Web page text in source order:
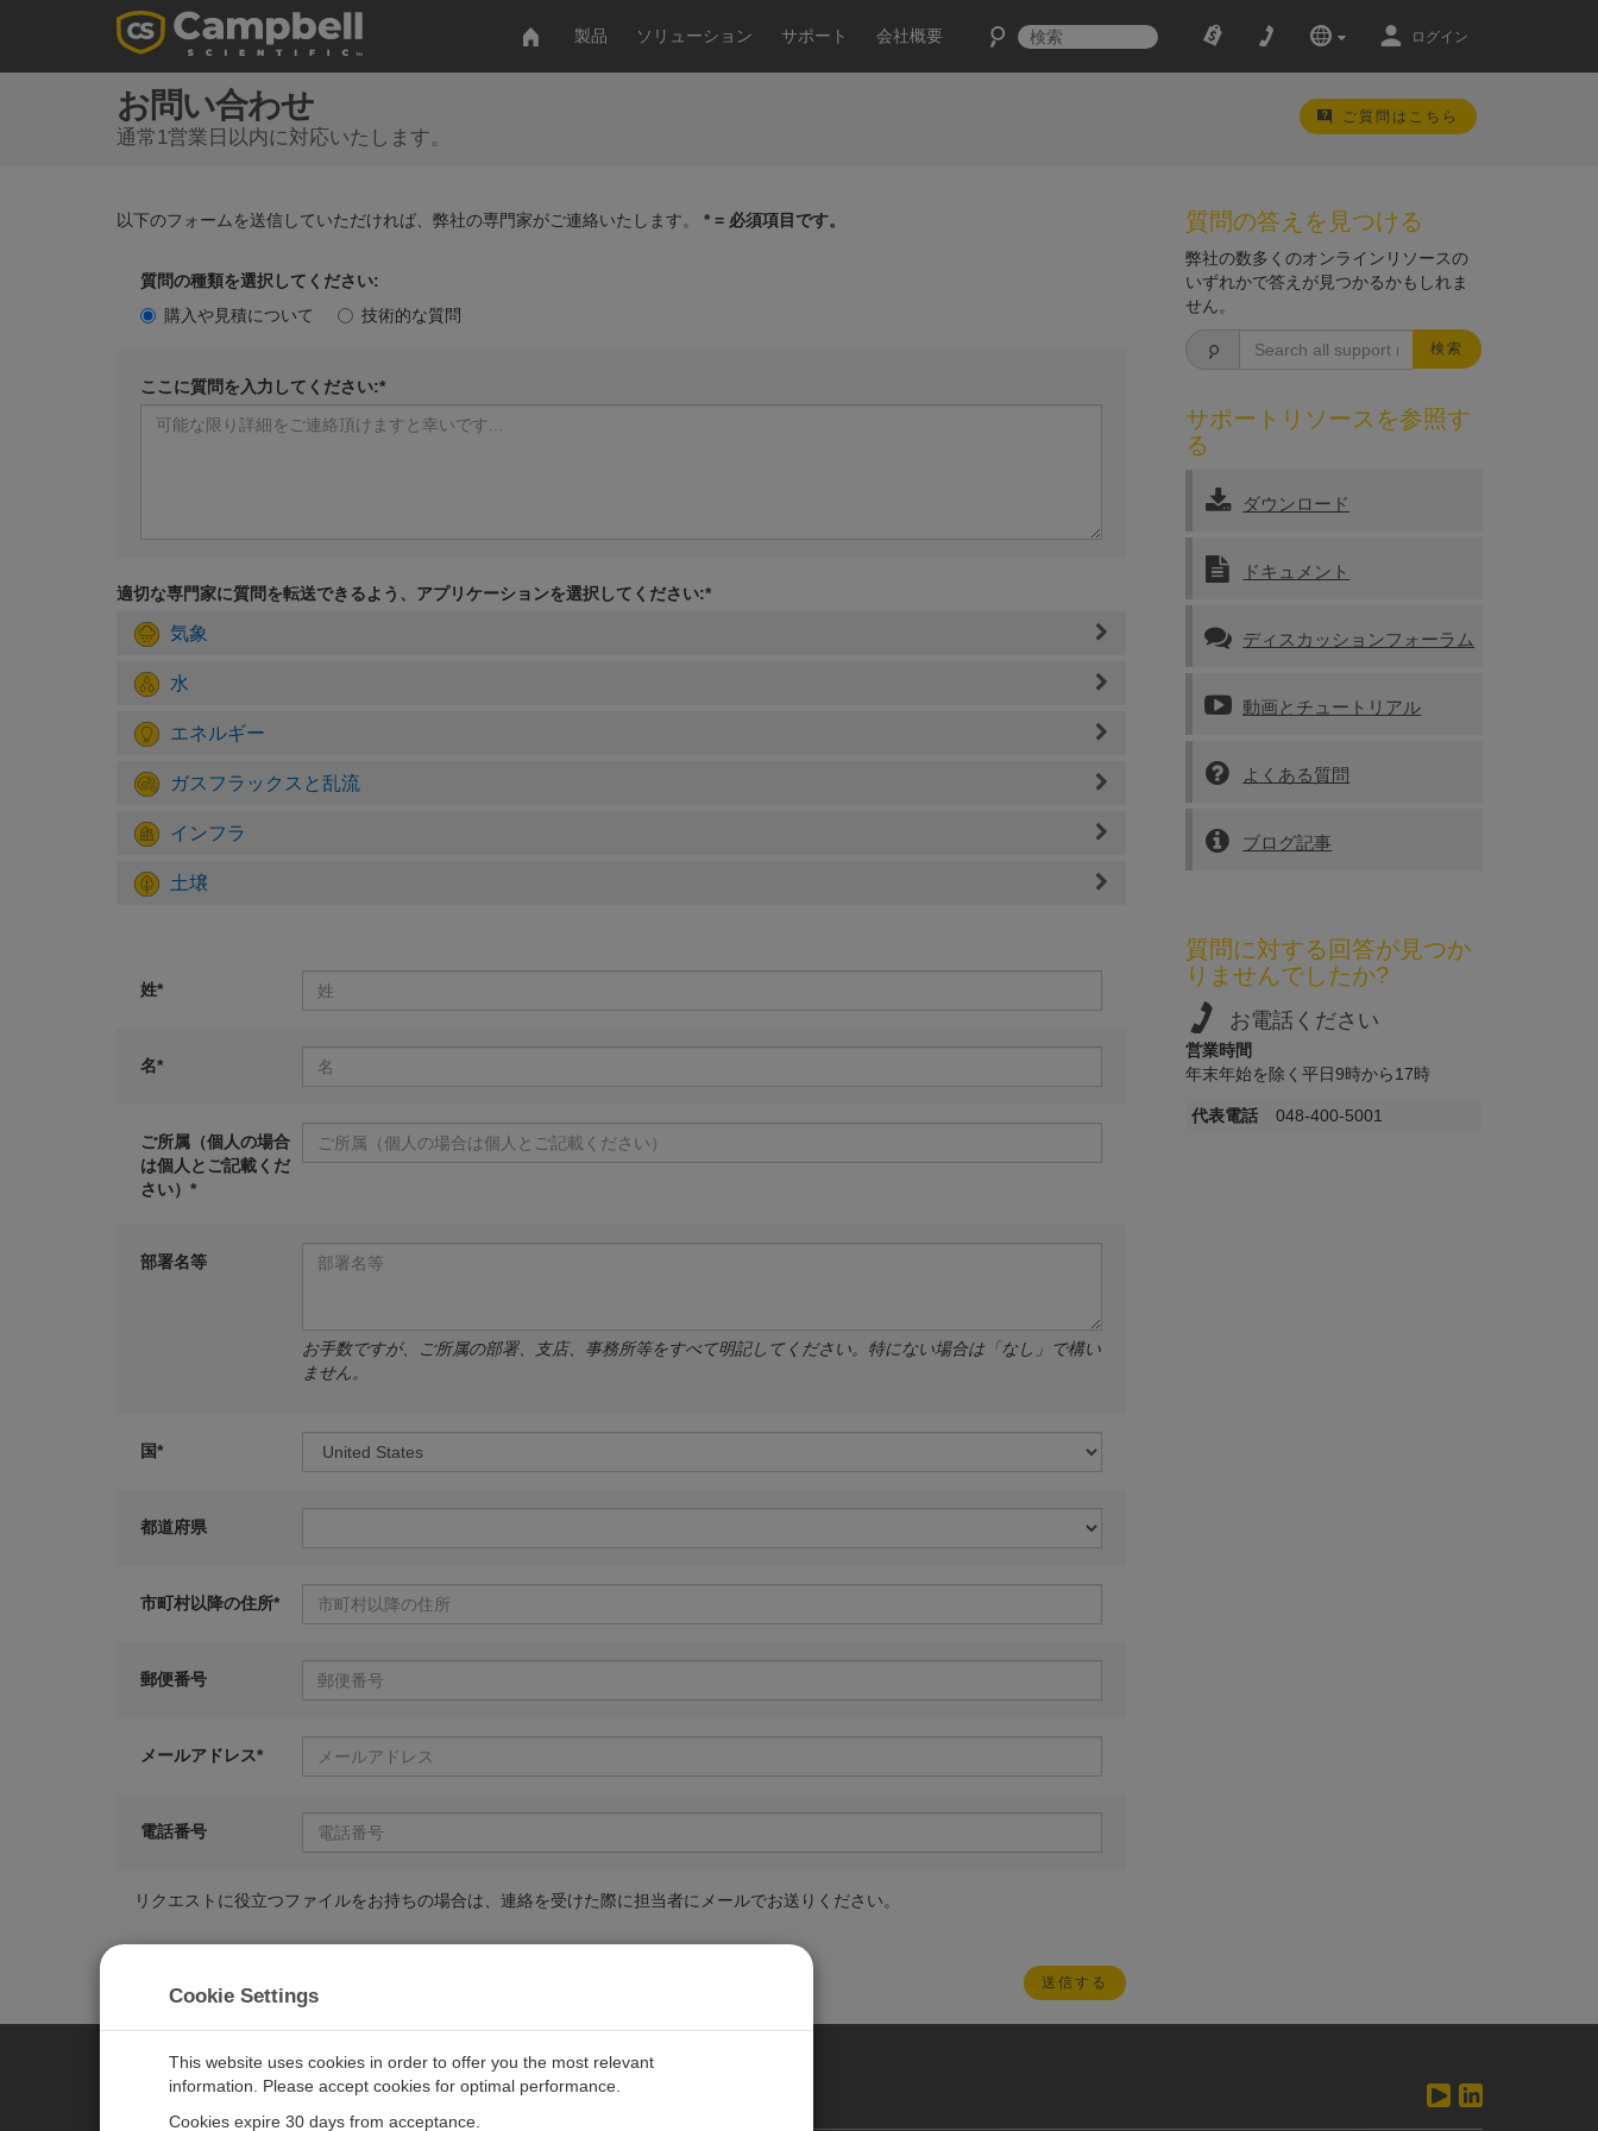
製品 ソリューション サポート 会社概要 ログイン
お問い合わせ
通常1営業日以内に対応いたします。
ご質問はこちら
以下のフォームを送信していただければ、弊社の専門家がご連絡いたします。 * = 必須項目です。
質問の種類を選択してください:
購入や見積について
技術的な質問
ここに質問を入力してください:*
適切な専門家に質問を転送できるよう、アプリケーションを選択してください:*
気象
水
エネルギー
ガスフラックスと乱流
インフラ
土壌
姓*
名*
ご所属（個人の場合
は個人とご記載くだ
さい）*
部署名等
お手数ですが、ご所属の部署、支店、事務所等をすべて明記してください。特にない場合は「なし」で構い
ません。
国*
都道府県
市町村以降の住所*
郵便番号
メールアドレス*
電話番号
リクエストに役立つファイルをお持ちの場合は、連絡を受けた際に担当者にメールでお送りください。
質問の答えを見つける
弊社の数多くのオンラインリソースの
いずれかで答えが見つかるかもしれま
せん。
検索
サポートリソースを参照す
る
ダウンロード
ドキュメント
ディスカッションフォーラム
動画とチュートリアル
よくある質問
ブログ記事
質問に対する回答が見つか
りませんでしたか?
お電話ください
営業時間
年末年始を除く平日9時から17時
代表電話 048-400-5001
CAMPBELL SCIENTIFIC JAPAN
Cookie Settings
This website uses cookies in order to offer you the most relevant
information. Please accept cookies for optimal performance.
Cookies expire 30 days from acceptance.